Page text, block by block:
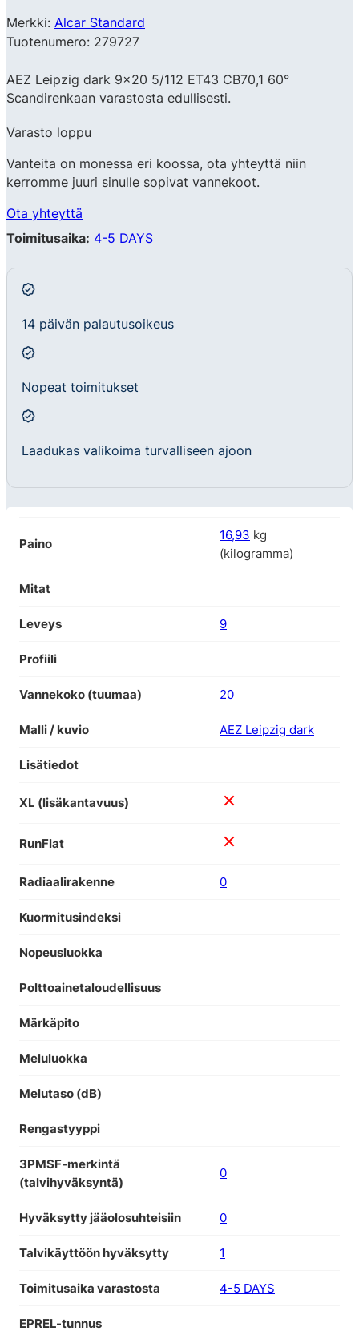
Merkki: Alcar Standard
Tuotenumero: 279727
AEZ Leipzig dark 9×20 5/112 ET43 CB70,1 60°
Scandirenkaan varastosta edullisesti.
Varasto loppu
Vanteita on monessa eri koossa, ota yhteyttä niin
kerromme juuri sinulle sopivat vannekoot.
Ota yhteyttä
Toimitusaika: 4-5 DAYS
14 päivän palautusoikeus
Nopeat toimitukset
Laadukas valikoima turvalliseen ajoon
Paino
16,93 kg
(kilogramma)
Mitat
Leveys 9
Profiili
Vannekoko (tuumaa) 20
Malli / kuvio AEZ Leipzig dark
Lisätiedot
XL (lisäkantavuus)
RunFlat
Radiaalirakenne 0
Kuormitusindeksi
Nopeusluokka
Polttoainetaloudellisuus
Märkäpito
Meluluokka
Melutaso (dB)
Rengastyyppi
3PMSF-merkintä
(talvihyväksyntä)
0
Hyväksytty jääolosuhteisiin 0
Talvikäyttöön hyväksytty 1
Toimitusaika varastosta 4-5 DAYS
EPREL-tunnus